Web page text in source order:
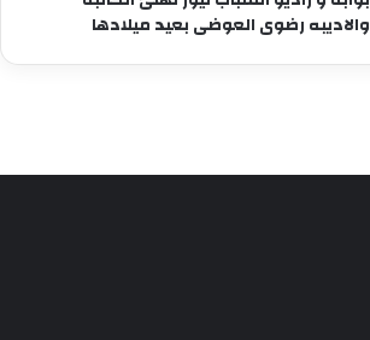
والاديبه رضوى العوضى بعيد ميلادها